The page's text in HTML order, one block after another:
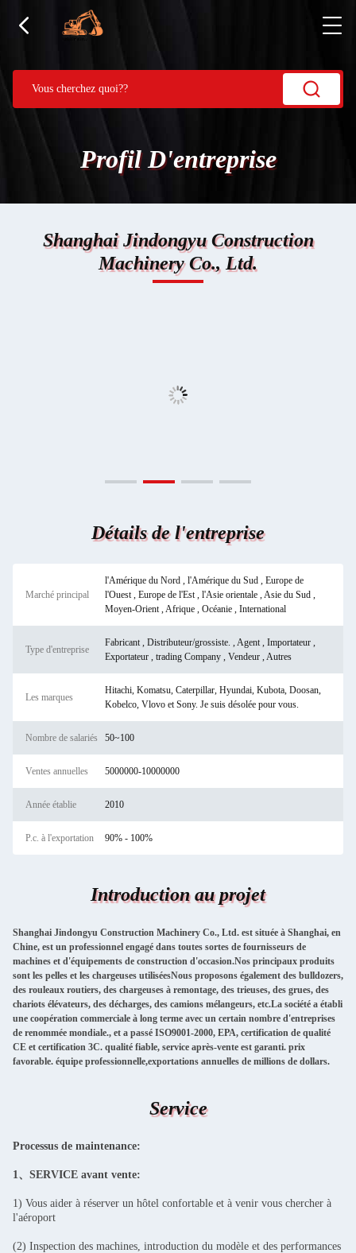
Profil D'entreprise
Shanghai Jindongyu Construction
Machinery Co., Ltd.
Détails de l'entreprise
Marché principal
l'Amérique du Nord , l'Amérique du Sud , Europe de
l'Ouest , Europe de l'Est , l'Asie orientale , Asie du Sud ,
Moyen-Orient , Afrique , Océanie , International
Type d'entreprise
Fabricant , Distributeur/grossiste. , Agent , Importateur ,
Exportateur , trading Company , Vendeur , Autres
Les marques
Hitachi, Komatsu, Caterpillar, Hyundai, Kubota, Doosan,
Kobelco, Vlovo et Sony. Je suis désolée pour vous.
Nombre de salariés 50~100
Ventes annuelles 5000000-10000000
Année établie 2010
P.c. à l'exportation 90% - 100%
Introduction au projet
Shanghai Jindongyu Construction Machinery Co., Ltd. est située à Shanghai, en
Chine, est un professionnel engagé dans toutes sortes de fournisseurs de
machines et d'équipements de construction d'occasion.Nos principaux produits
sont les pelles et les chargeuses utiliséesNous proposons également des bulldozers,
des rouleaux routiers, des chargeuses à remontage, des trieuses, des grues, des
chariots élévateurs, des décharges, des camions mélangeurs, etc.La société a établi
une coopération commerciale à long terme avec un certain nombre d'entreprises
de renommée mondiale., et a passé ISO9001-2000, EPA, certification de qualité
CE et certification 3C. qualité fiable, service après-vente est garanti. prix
favorable. équipe professionnelle,exportations annuelles de millions de dollars.
Service
Processus de maintenance:
1、SERVICE avant vente:
1) Vous aider à réserver un hôtel confortable et à venir vous chercher à
l'aéroport
(2) Inspection des machines, introduction du modèle et des performances